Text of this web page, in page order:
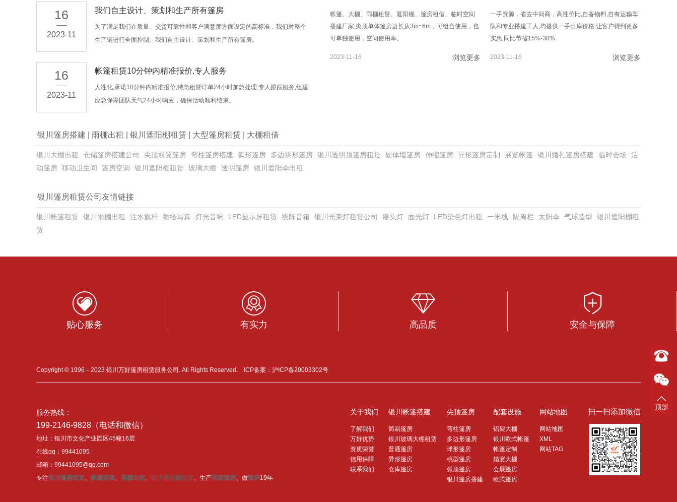
16
2023-11
我们自主设计、策划和生产所有篷房
为了满足我们在质量、交货可靠性和客户满意度方面设定的高标准，我们对整个
生产链进行全面控制。我们自主设计、策划和生产所有篷房。
16
2023-11
帐篷租赁10分钟内精准报价,专人服务
人性化,承诺10分钟内精准报价,特急租赁订单24小时加急处理,专人跟踪服务,组建
应急保障团队天气24小时响应，确保活动顺利结束。
帐篷、大棚、雨棚租赁、遮阳棚、篷房租借、临时空间
搭建厂家,尖顶单体篷房边长从3m~6m，可组合使用，也
可单独使用，空间使用率。
2023-11-16 浏览更多
一手资源，省去中间商，高性价比,自备物料,自有运输车
队和专业搭建工人,均提供一手出库价格,让客户得到更多
实惠,同比节省15%-30%.
2023-11-16 浏览更多
银川篷房搭建 雨棚出租 银川遮阳棚租赁 大型篷房租赁 大棚租借
银川大棚出租 仓储篷房搭建公司 尖顶双翼篷房 弯柱篷房搭建 弧形篷房 多边拱形篷房 银川透明顶篷房租赁 硬体墙篷房 伸缩篷房 异形篷房定制 展览帐篷 银川婚礼篷房搭建 临时会场
活
动篷房
移动卫生间 篷房空调 银川遮阳棚租赁 玻璃大棚 透明篷房 银川遮阳伞出租
银川篷房租赁公司友情链接
银川帐篷租赁 银川雨棚出租 注水旗杆 喷绘写真 灯光音响 LED显示屏租赁 线阵音箱 银川光束灯租赁公司 摇头灯 面光灯 LED染色灯出租 一米线 隔离栏 太阳伞 气球造型
银川遮阳棚租
赁
贴心服务 有实力 高品质 安全与保障
Copyright © 1996－2023 银川万好篷房租赁服务公司. All Rights Reserved. ICP备案： 沪ICP备20003302号
服务热线：
199-2146-9828（电话和微信）
地址：银川市文化产业园区45幢16层
在线qq：99441095
邮箱：99441095@qq.com
专注银川篷房租赁、 帐篷搭建、 雨棚出租 、 银川遮阳棚租赁、生产搭建篷房、做篷房19年
关于我们
了解我们
万好优势
资质荣誉
信用保障
联系我们
银川帐篷搭建
简易篷房
银川玻璃大棚租赁
普通篷房
异形篷房
仓库篷房
尖顶篷房
弯柱篷房
多边形篷房
球形篷房
桃型篷房
弧顶篷房
银川篷房搭建
配套设施
铝架大棚
银川欧式帐篷
帐篷定制
婚宴大棚
会展篷房
欧式篷房
网站地图
网站地图
XML
网站TAG
扫一扫添加微信